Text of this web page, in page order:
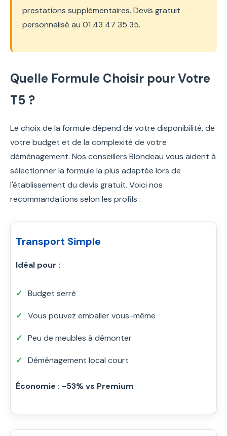
prestations supplémentaires. Devis gratuit
personnalisé au 01 43 47 35 35.
Quelle Formule Choisir pour Votre
T5 ?
Le choix de la formule dépend de votre disponibilité, de
votre budget et de la complexité de votre
déménagement. Nos conseillers Blondeau vous aident à
sélectionner la formule la plus adaptée lors de
l'établissement du devis gratuit. Voici nos
recommandations selon les profils :
Transport Simple
Idéal pour :
Budget serré
Vous pouvez emballer vous-même
Peu de meubles à démonter
Déménagement local court
Économie : -53% vs Premium